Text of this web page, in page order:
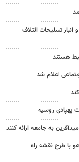
تسلیحات ائتلاف
اعلام شد
پهپادی روسیه
به جامعه ارائه کنند
با طرح نقشه راه